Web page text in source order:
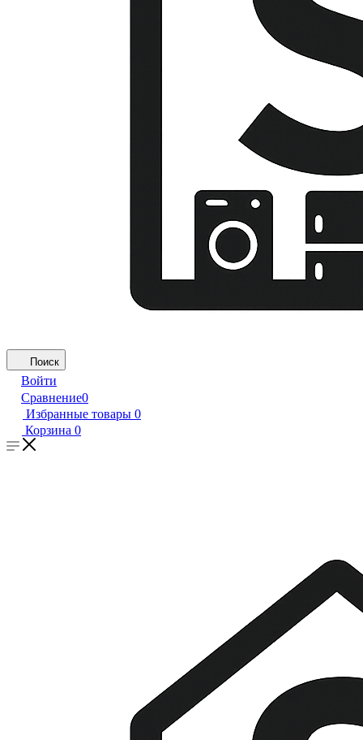
Поиск
Войти
Сравнение0
Избранные товары 0
Корзина 0